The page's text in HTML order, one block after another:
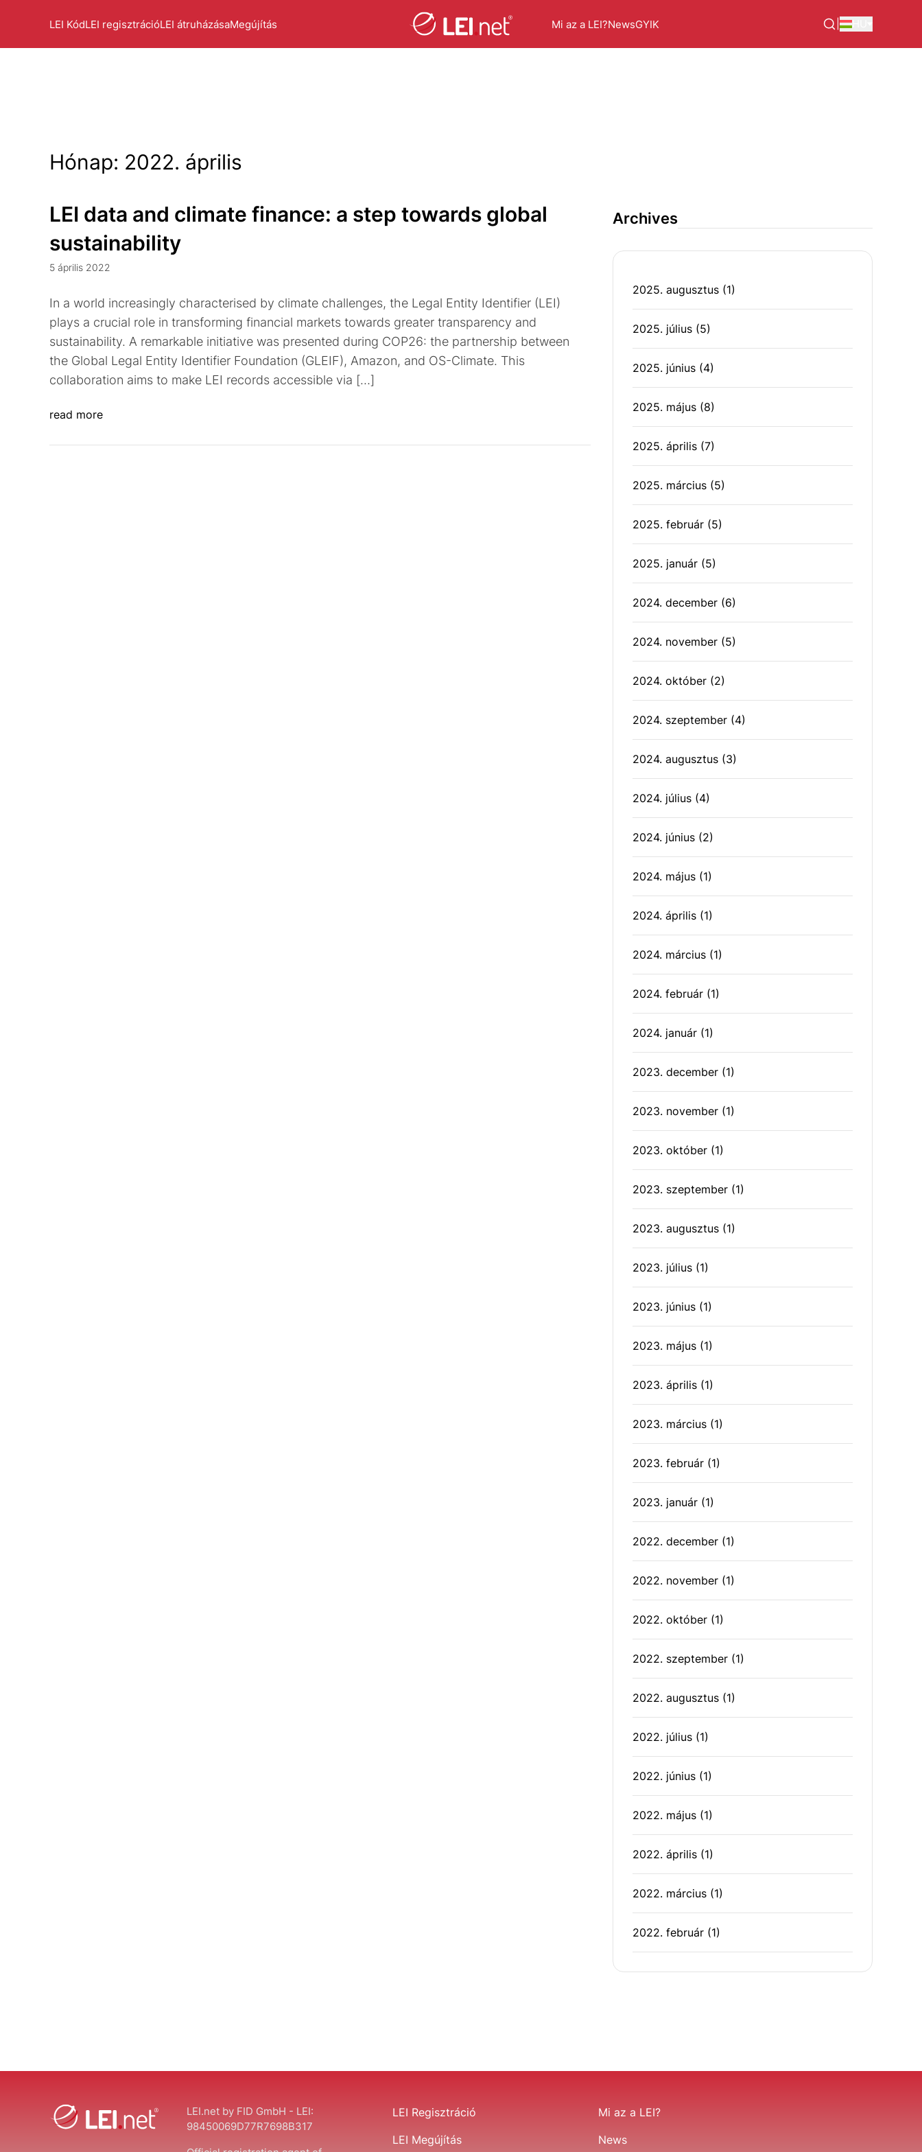
LEI KódLEI regisztrációLEI átruházásaMegújítás Mi az a LEI?NewsGYIK
Hónap: 2022. április
LEI data and climate finance: a step towards global
sustainability
5 április 2022
In a world increasingly characterised by climate challenges, the Legal Entity Identifier (LEI)
plays a crucial role in transforming financial markets towards greater transparency and
sustainability. A remarkable initiative was presented during COP26: the partnership between
the Global Legal Entity Identifier Foundation (GLEIF), Amazon, and OS-Climate. This
collaboration aims to make LEI records accessible via […]
read more
Archives
2025. augusztus (1)
2025. július (5)
2025. június (4)
2025. május (8)
2025. április (7)
2025. március (5)
2025. február (5)
2025. január (5)
2024. december (6)
2024. november (5)
2024. október (2)
2024. szeptember (4)
2024. augusztus (3)
2024. július (4)
2024. június (2)
2024. május (1)
2024. április (1)
2024. március (1)
2024. február (1)
2024. január (1)
2023. december (1)
2023. november (1)
2023. október (1)
2023. szeptember (1)
2023. augusztus (1)
2023. július (1)
2023. június (1)
2023. május (1)
2023. április (1)
2023. március (1)
2023. február (1)
2023. január (1)
2022. december (1)
2022. november (1)
2022. október (1)
2022. szeptember (1)
2022. augusztus (1)
2022. július (1)
2022. június (1)
2022. május (1)
2022. április (1)
2022. március (1)
2022. február (1)
LEI.net by FID GmbH - LEI:
98450069D77R7698B317
LEI Regisztráció
LEI Megújítás
Mi az a LEI?
News